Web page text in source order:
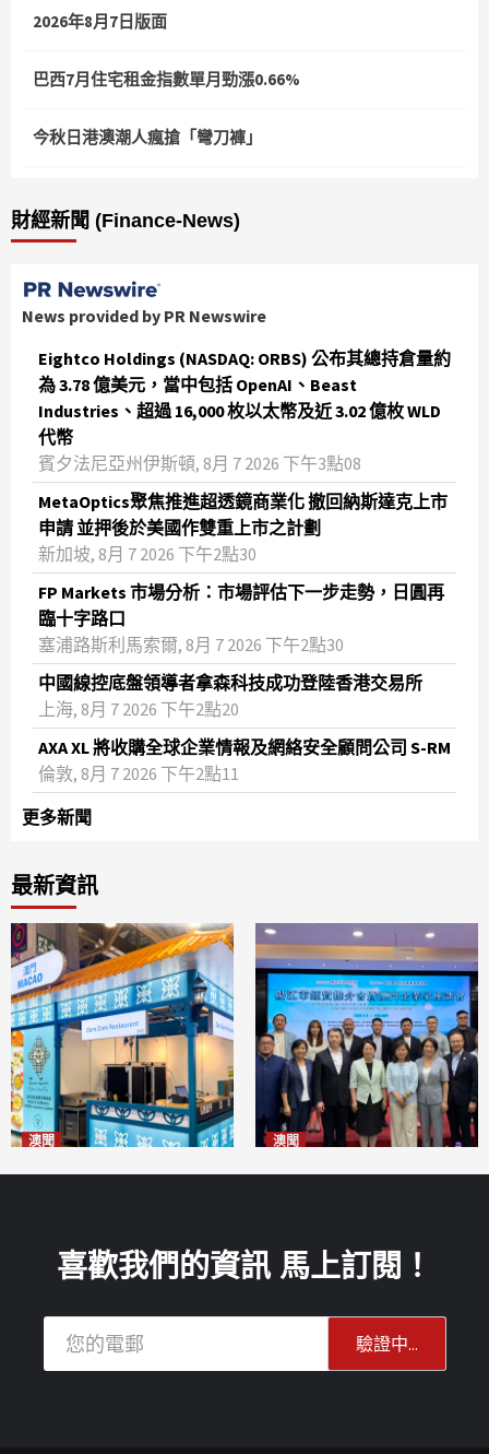
2026年8月7日版面
巴西7月住宅租金指數單月勁漲0.66%
今秋日港澳潮人瘋搶「彎刀褲」
財經新聞 (Finance-News)
News provided by PR Newswire
Eightco Holdings (NASDAQ: ORBS) 公布其總持倉量約
為 3.78 億美元，當中包括 OpenAI、Beast
Industries、超過 16,000 枚以太幣及近 3.02 億枚 WLD
代幣
賓夕法尼亞州伊斯頓, 8月 7 2026 下午3點08
MetaOptics聚焦推進超透鏡商業化 撤回納斯達克上市
申請 並押後於美國作雙重上市之計劃
新加坡, 8月 7 2026 下午2點30
FP Markets 市場分析：市場評估下一步走勢，日圓再
臨十字路口
塞浦路斯利馬索爾, 8月 7 2026 下午2點30
中國線控底盤領導者拿森科技成功登陸香港交易所
上海, 8月 7 2026 下午2點20
AXA XL 將收購全球企業情報及網絡安全顧問公司 S-RM
倫敦, 8月 7 2026 下午2點11
更多新聞
最新資訊
澳聞 澳聞
喜歡我們的資訊 馬上訂閱！